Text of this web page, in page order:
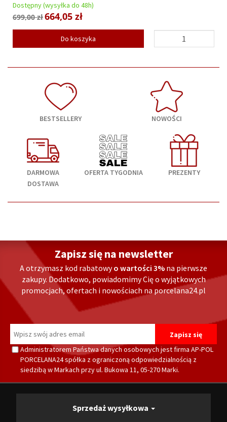
Dostępny (wysyłka do 48h)
699,00 zł664,05 zł
Do koszyka
BESTSELLERY NOWOŚCI
DARMOWA
DOSTAWA
OFERTA TYGODNIA PREZENTY
Zapisz się na newsletter
A otrzymasz kod rabatowyo wartości 3% na pierwsze
zakupy. Dodatkowo, powiadomimy Cię o wyjątkowych
promocjach, ofertach i nowościach na porcelana24.pl
Administratorem Państwa danych osobowych jest firma AP-POL
PORCELANA24 spółka z ograniczoną odpowiedzialnością z
siedzibą w Markach przy ul. Bukowa 11, 05-270 Marki.
Sprzedaż wysyłkowa